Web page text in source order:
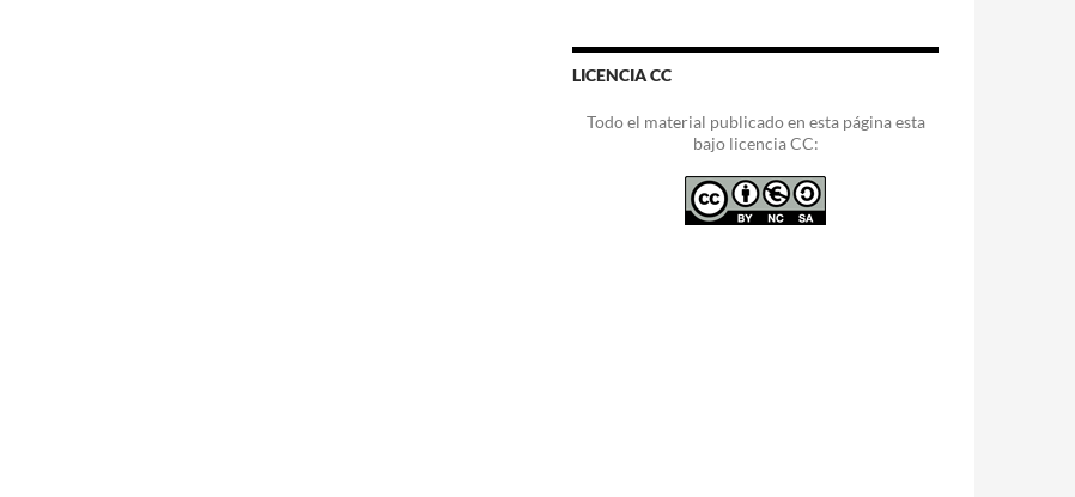
LICENCIA CC
Todo el material publicado en esta página esta
bajo licencia CC: